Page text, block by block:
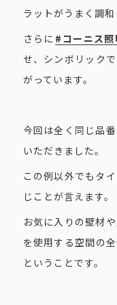
ラットがうまく調
さらに #コーニス照
せ、シンボリック
がっています。
今回は全く同じ品
いただきました。
この例以外でもタ
じことが言えます。
お気に入りの壁材
を使用する空間の
ということです。